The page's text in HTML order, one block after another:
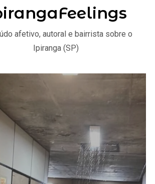
afetivo, autoral e bairrista sobre o
Ipiranga (SP)